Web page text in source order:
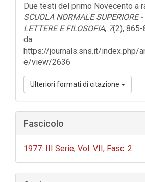
Due testi del primo Novecento a
SCUOLA NORMALE SUPERIORE
LETTERE E FILOSOFIA, 7(2), 865-
da
https://journals.sns.it/index.php/
e/view/2636
Ulteriori formati di citazione
Fascicolo
1977: III Serie, Vol. VII, Fasc. 2